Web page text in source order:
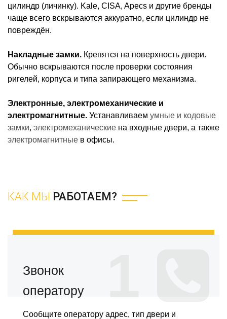
цилиндр (личинку). Kale, CISA, Apecs и другие бренды
чаще всего вскрываются аккуратно, если цилиндр не
повреждён.
Накладные замки. Крепятся на поверхность двери.
Обычно вскрываются после проверки состояния
ригелей, корпуса и типа запирающего механизма.
Электронные, электромеханические и
электромагнитные. Устанавливаем умные и кодовые
замки, электромеханические на входные двери, а также
электромагнитные в офисы.
КАК МЫ РАБОТАЕМ?
Звонок
оператору
Сообщите оператору адрес, тип двери и